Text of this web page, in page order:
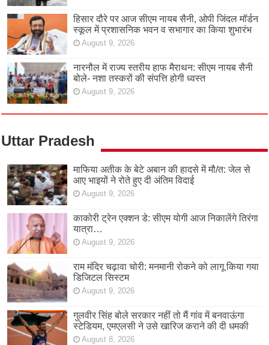
हिसार दौरे पर आज सीएम नायब सैनी, ओपी जिंदल मॉर्डन
स्कूल में प्रशासनिक भवन व सभागार का किया शुभारंभ
August 9, 2026
नारनौल में राज्य स्तरीय हाफ मैराथन: सीएम नायब सैनी
बोले- नशा तस्करों की संपत्ति होगी ध्वस्त
August 9, 2026
Uttar Pradesh
माफिया अतीक के बेटे अबान की हादसे में मौ/त: जेल से
आए भाइयों ने रोते हुए दी अंतिम विदाई
August 9, 2026
काकोरी ट्रेन एक्शन डे: सीएम योगी आज निकालेंगे तिरंगा
यात्रा…
August 9, 2026
राम मंदिर चढ़ावा चोरी: मनमानी रोकने को लागू किया गया
डिजिटल सिस्टम
August 9, 2026
गुलवीर सिंह बोले सरकार नहीं तो मैं गांव में बनवाऊंगा
स्टेडियम, एमएलसी ने उसे खारिज कराने की दी धमकी
August 8, 2026